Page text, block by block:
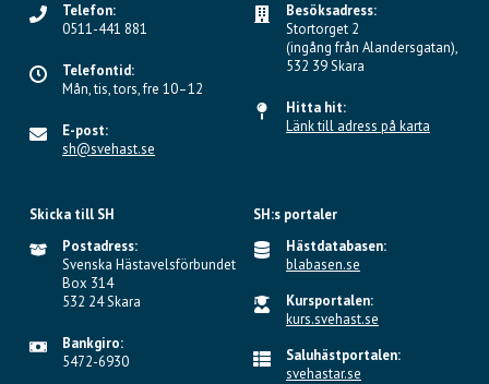
Telefon:
0511-441 881
Telefontid:
Mån, tis, tors, fre 10–12
E-post:
sh@svehast.se
Besöksadress:
Stortorget 2
(ingång från Alandersgatan),
532 39 Skara
Hitta hit:
Länk till adress på karta
Skicka till SH
Postadress:
Svenska Hästavelsförbundet
Box 314
532 24 Skara
Bankgiro:
5472-6930
SH:s portaler
Hästdatabasen:
blabasen.se
Kursportalen:
kurs.svehast.se
Saluhästportalen:
svehastar.se